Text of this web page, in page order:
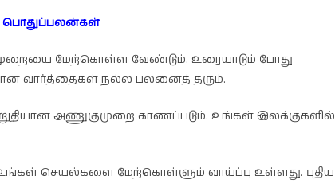
பொதுப்பலன்கள்
மேற்கொள்ள வேண்டும். உரையாடும் போது
வார்த்தைகள் நல்ல பலனைத் தரும்.
அணுகுமுறை காணப்படும். உங்கள் இலக்குகளில்
செயல்களை மேற்கொள்ளும் வாய்ப்பு உள்ளது. புதிய